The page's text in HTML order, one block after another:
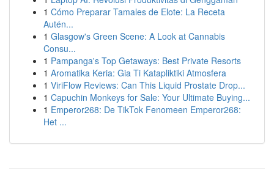
1 Cómo Preparar Tamales de Elote: La Receta
Autén...
1 Glasgow's Green Scene: A Look at Cannabis
Consu...
1 Pampanga's Top Getaways: Best Private Resorts
1 Aromatika Keria: Gia Ti Katapliktiki Atmosfera
1 ViriFlow Reviews: Can This Liquid Prostate Drop...
1 Capuchin Monkeys for Sale: Your Ultimate Buying...
1 Emperor268: De TikTok Fenomeen Emperor268:
Het ...